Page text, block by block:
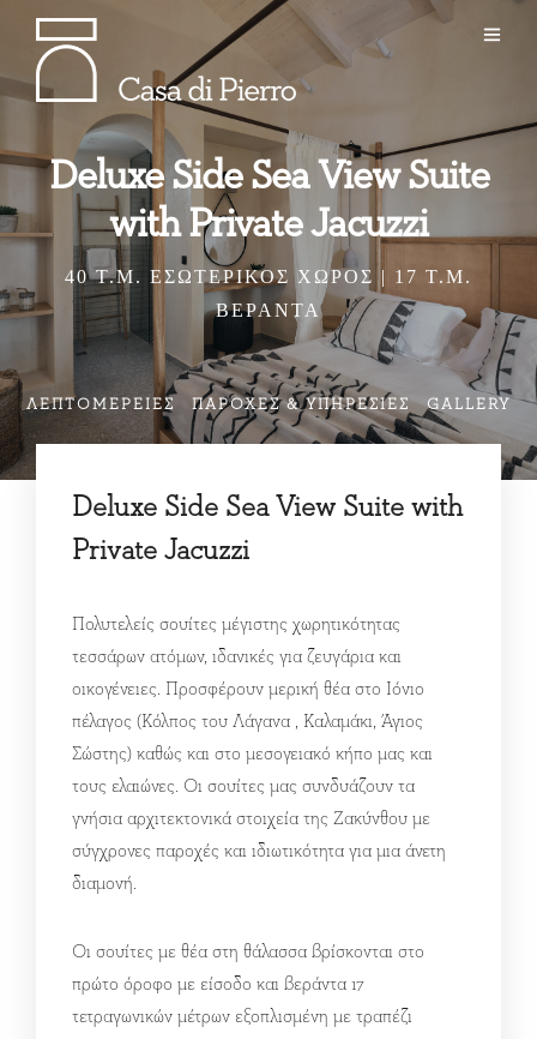
Deluxe Side Sea View Suite
with Private Jacuzzi
40 Τ.Μ. ΕΣΩΤΕΡΙΚΟΣ ΧΩΡΟΣ | 17 Τ.Μ.
ΒΕΡΑΝΤΑ
ΛΕΠΤΟΜΈΡΕΙΕΣ ΠΑΡΟΧΈΣ & ΥΠΗΡΕΣΊΕΣ GALLERY
Deluxe Side Sea View Suite with
Private Jacuzzi
Πολυτελείς σουίτες μέγιστης χωρητικότητας
τεσσάρων ατόμων, ιδανικές για ζευγάρια και
οικογένειες. Προσφέρουν μερική θέα στο Ιόνιο
πέλαγος (Κόλπος του Λάγανα , Καλαμάκι, Άγιος
Σώστης) καθώς και στο μεσογειακό κήπο μας και
τους ελαιώνες. Οι σουίτες μας συνδυάζουν τα
γνήσια αρχιτεκτονικά στοιχεία της Ζακύνθου με
σύγχρονες παροχές και ιδιωτικότητα για μια άνετη
διαμονή.
Οι σουίτες με θέα στη θάλασσα βρίσκονται στο
πρώτο όροφο με είσοδο και βεράντα 17
τετραγωνικών μέτρων εξοπλισμένη με τραπέζι